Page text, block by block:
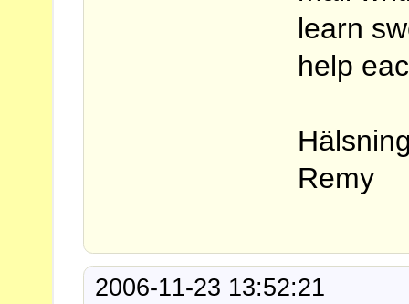
learn
help
Remy
2006-11-23 13:52:21